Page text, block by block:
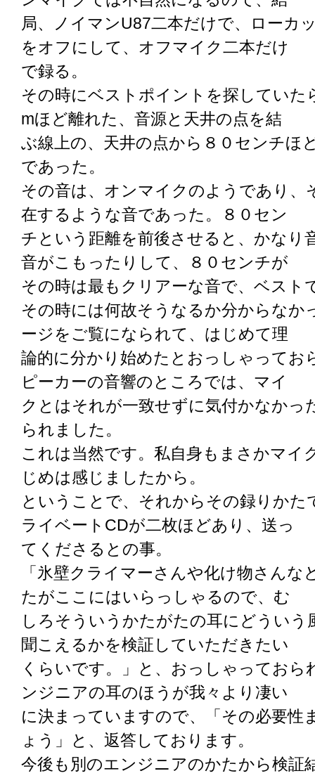
局、ノイマンU87二本だけで、ローカ
をオフにして、オフマイク二本だけ
で録る。
その時にベストポイントを探していた
mほど離れた、音源と天井の点を結
ぶ線上の、天井の点から８０センチほ
であった。
その音は、オンマイクのようであり、
在するような音であった。８０セン
チという距離を前後させると、かなり
音がこもったりして、８０センチが
その時は最もクリアーな音で、ベスト
その時には何故そうなるか分からなか
ージをご覧になられて、はじめて理
論的に分かり始めたとおっしゃってお
ピーカーの音響のところでは、マイ
クとはそれが一致せずに気付かなかっ
られました。
これは当然です。私自身もまさかマイ
じめは感じましたから。
ということで、それからその録りかた
ライベートCDが二枚ほどあり、送っ
てくださるとの事。
「氷壁クライマーさんや化け物さんな
たがここにはいらっしゃるので、む
しろそういうかたがたの耳にどういう
聞こえるかを検証していただきたい
くらいです。」と、おっしゃっておら
ンジニアの耳のほうが我々より凄い
に決まっていますので、「その必要性
ょう」と、返答しております。
今後も別のエンジニアのかたから検証